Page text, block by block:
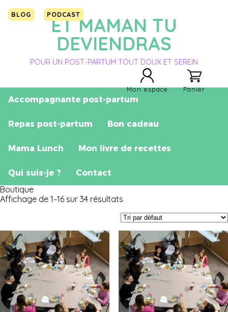
ET MAMAN TU
DEVIENDRAS
POUR UN POST-PARTUM TOUT DOUX ET SEREIN
Accompagnante post-partum
Repas post-partum Bon cadeau
Mama Lunch Mon livre de recettes
Qui suis-je ? Contact
BLOG PODCAST
Mon espace Panier
Boutique
Affichage de 1–16 sur 34 résultats